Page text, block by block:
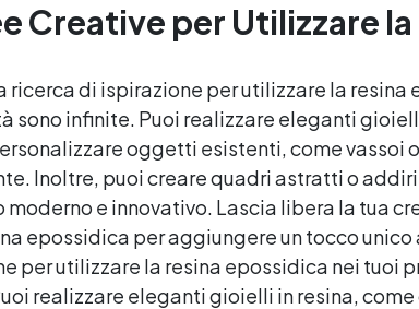
contatto con la pelle, Bpa Free
e senza Solventi (Voc Free)
e con filtri UV anti-ingiallimento
per una finitura durevole e
brillante.
protettiva
Risultati
lucida o
Personalizzabile:
kit per
100m², con una
pigmenti
Creative per Utilizzare la
ricerca di ispirazione per utilizzare la resina
sono infinite. Puoi realizzare eleganti
oggetti esistenti, come vassoi
. Inoltre, puoi creare quadri astratti o
moderno e innovativo. Lascia libera la tua
epossidica per aggiungere un tocco
per utilizzare la resina epossidica nei tuoi
realizzare eleganti gioielli in resina,